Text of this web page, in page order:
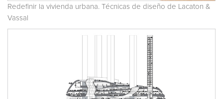
Redefinir la vivienda urbana. Técnicas de diseño de Lacaton &
Vassal